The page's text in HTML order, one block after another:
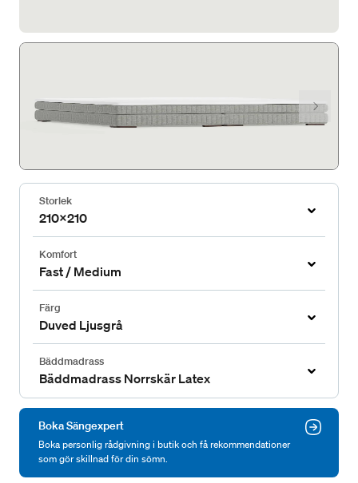
Storlek
210x210
Komfort
Fast / Medium
Färg
Duved Ljusgrå
Bäddmadrass
Bäddmadrass Norrskär Latex
Boka Sängexpert
Boka personlig rådgivning i butik och få rekommendationer
som gör skillnad för din sömn.